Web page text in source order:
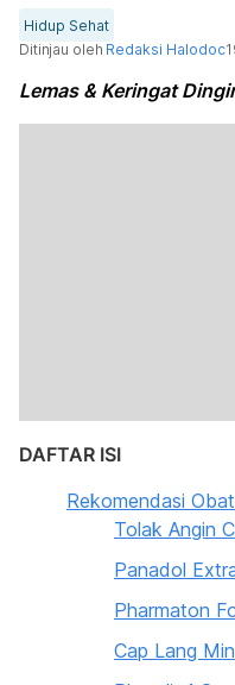
Hidup Sehat
Ditinjau oleh Redaksi Halodoc
Lemas & Keringat
DAFTAR ISI
Rekomendasi
Tolak Angin
Panadol
Pharmaton
Cap Lang